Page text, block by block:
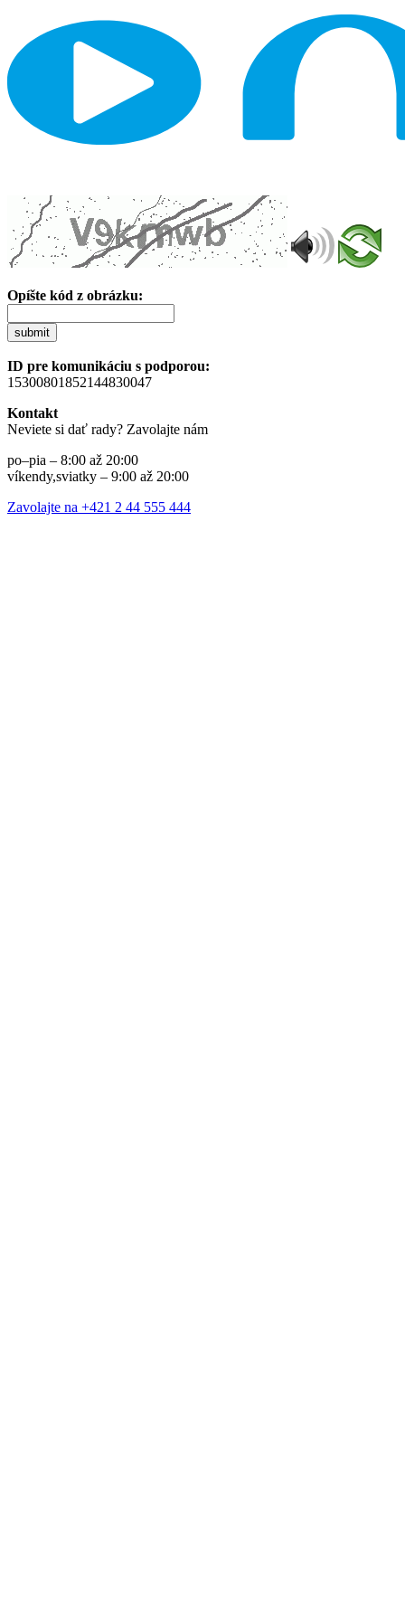
Opíšte kód z obrázku:
submit
ID pre komunikáciu s podporou:
15300801852144830047
Kontakt
Neviete si dať rady? Zavolajte nám
po–pia – 8:00 až 20:00
víkendy,sviatky – 9:00 až 20:00
Zavolajte na +421 2 44 555 444